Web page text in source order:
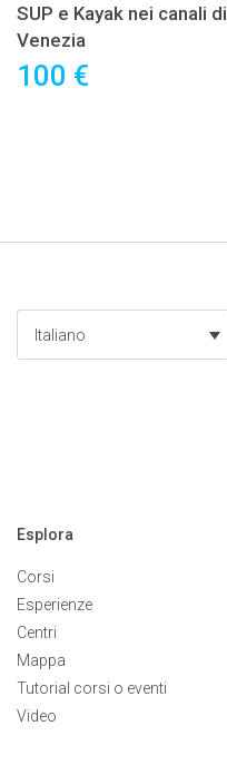
SUP e Kayak nei canali di
Venezia
100 €
Italiano
Esplora
Corsi
Esperienze
Centri
Mappa
Tutorial corsi o eventi
Video